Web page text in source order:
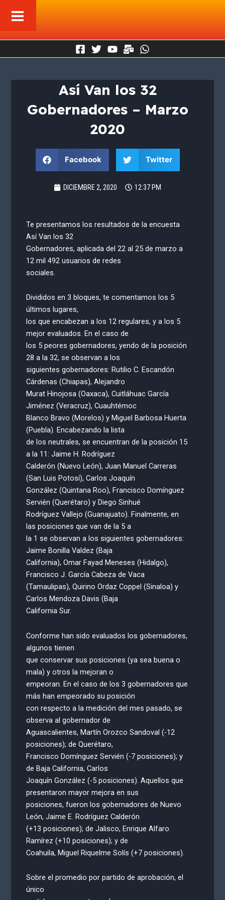
contenido
Así Van los 32
Gobernadores – Marzo
2020
Facebook Twitter
DICIEMBRE 2, 2020 12:37 PM
Te presentamos los resultados de la encuesta
Así Van los 32
Gobernadores, aplicada del 22 al 25 de marzo a
12 mil 492 usuarios de redes
sociales.
Divididos en 3 bloques, te comentamos los 5
últimos lugares,
los que encabezan a los 12 regulares, y a los 5
mejor evaluados. En el caso de
los 5 peores gobernadores, yendo de la posición
28 a la 32, se observan a los
siguientes gobernadores: Rutilio C. Escandón
Cárdenas (Chiapas), Alejandro
Murat Hinojosa (Oaxaca), Cuitláhuac García
Jiménez (Veracruz), Cuauhtémoc
Blanco Bravo (Morelos) y Miguel Barbosa Huerta
(Puebla). Encabezando la lista
de los neutrales, se encuentran de la posición 15
a la 11: Jaime H. Rodríguez
Calderón (Nuevo León), Juan Manuel Carreras
(San Luis Potosí), Carlos Joaquín
González (Quintana Roo), Francisco Domínguez
Servién (Querétaro) y Diego Sinhué
Rodríguez Vallejo (Guanajuato). Finalmente, en
las posiciones que van de la 5 a
la 1 se observan a los siguientes gobernadores:
Jaime Bonilla Valdez (Baja
California), Omar Fayad Meneses (Hidalgo),
Francisco J. García Cabeza de Vaca
(Tamaulipas), Quirino Ordaz Coppel (Sinaloa) y
Carlos Mendoza Davis (Baja
California Sur.
Conforme han sido evaluados los gobernadores,
algunos tienen
que conservar sus posiciones (ya sea buena o
mala) y otros la mejoran o
empeoran. En el caso de los 3 gobernadores que
más han empeorado su posición
con respecto a la medición del mes pasado, se
observa al gobernador de
Aguascalientes, Martín Orozco Sandoval (-12
posiciones); de Querétaro,
Francisco Domínguez Servién (-7 posiciones); y
de Baja California, Carlos
Joaquín González (-5 posiciones). Aquellos que
presentaron mayor mejora en sus
posiciones, fueron los gobernadores de Nuevo
León, Jaime E. Rodríguez Calderón
(+13 posiciones); de Jalisco, Enrique Alfaro
Ramírez (+10 posiciones); y de
Coahuila, Miguel Riquelme Solís (+7 posiciones).
Sobre el promedio por partido de aprobación, el
único